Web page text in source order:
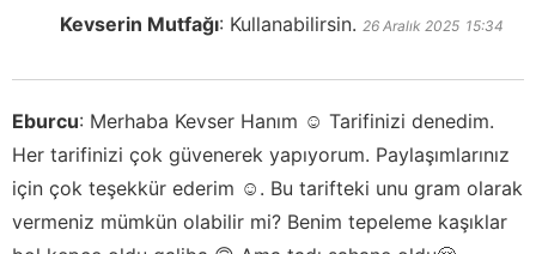
Kevserin Mutfağı: Kullanabilirsin. 26 Aralık 2025 15:34
Eburcu: Merhaba Kevser Hanım ☺️ Tarifinizi denedim.
Her tarifinizi çok güvenerek yapıyorum. Paylaşımlarınız
için çok teşekkür ederim ☺️. Bu tarifteki unu gram olarak
vermeniz mümkün olabilir mi? Benim tepeleme kaşıklar